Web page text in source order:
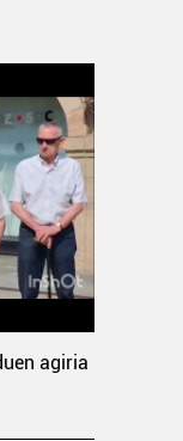
agiria